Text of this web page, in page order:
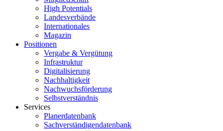
High Potentials
Landesverbände
Internationales
Magazin
Positionen
Vergabe & Vergütung
Infrastruktur
Digitalisierung
Nachhaltigkeit
Nachwuchsförderung
Selbstverständnis
Services
Planerdatenbank
Sachverständigendatenbank